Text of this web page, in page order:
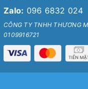
Zalo: 096 6832 024
CÔNG TY TNHH THƯƠNG
0109916721